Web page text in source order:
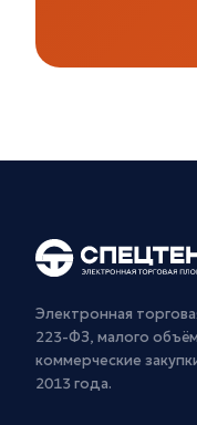
Электронная
223-ФЗ, малого
коммерческие
2013 года.